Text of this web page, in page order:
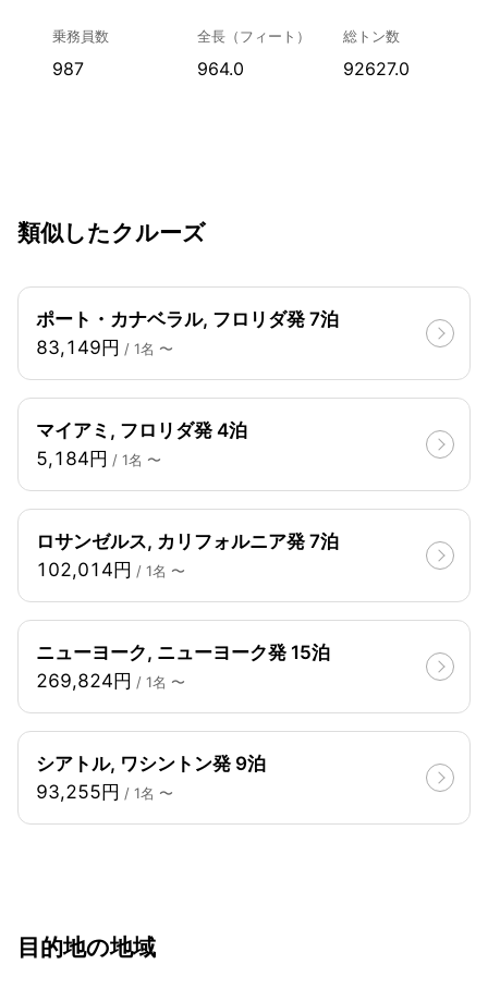
乗務員数
987
全長（フィート）
964.0
総トン数
92627.0
類似したクルーズ
ポート・カナベラル, フロリダ発 7泊
83,149円 / 1名 〜
マイアミ, フロリダ発 4泊
5,184円 / 1名 〜
ロサンゼルス, カリフォルニア発 7泊
102,014円 / 1名 〜
ニューヨーク, ニューヨーク発 15泊
269,824円 / 1名 〜
シアトル, ワシントン発 9泊
93,255円 / 1名 〜
目的地の地域